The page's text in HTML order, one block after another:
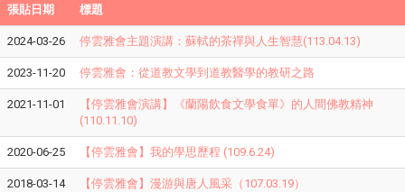
張貼日期 標題
2024-03-26 停雲雅會主題演講：蘇軾的茶禪與人生智慧(113.04.13)
2023-11-20 停雲雅會：從道教文學到道教醫學的教研之路
2021-11-01
【停雲雅會演講】《蘭陽飲食文學食單》的人間佛教精神
(110.11.10)
2020-06-25 【停雲雅會】我的學思歷程 (109.6.24)
2018-03-14 【停雲雅會】漫游與唐人風采（107.03.19）